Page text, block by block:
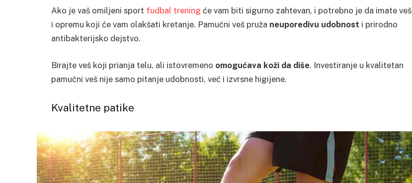
Ako je vaš omiljeni sport fudbal trening će vam biti sigurno zahtevan, i potrebno je da imate veš
i opremu koji će vam olakšati kretanje. Pamučni veš pruža neuporedivu udobnost i prirodno
antibakterijsko dejstvo.
Birajte veš koji prianja telu, ali istovremeno omogućava koži da diše. Investiranje u kvalitetan
pamučni veš nije samo pitanje udobnosti, već i izvrsne higijene.
Kvalitetne patike